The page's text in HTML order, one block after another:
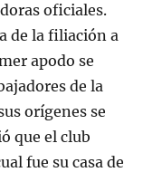
oficiales.
de la filiación a
apodo se
de la
orígenes se
que el club
fue su casa de